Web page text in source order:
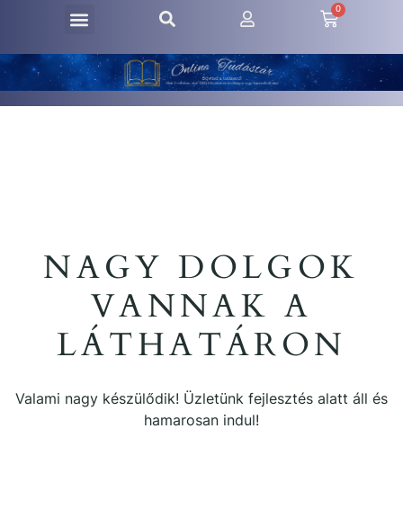
0
NAGY DOLGOK
VANNAK A
LÁTHATÁRON
Valami nagy készülődik! Üzletünk fejlesztés alatt áll és
hamarosan indul!